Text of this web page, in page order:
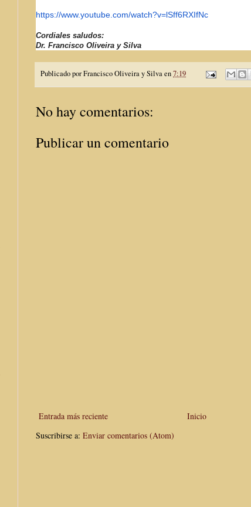
https://www.youtube.com/watch?v=lSff6RXIfNc
Cordiales saludos:
Dr. Francisco Oliveira y Silva
Publicado porFrancisco Oliveira y Silvaen7:19
No hay comentarios:
Publicar un comentario
Entrada más reciente
Inicio
Suscribirse a: Enviar comentarios (Atom)